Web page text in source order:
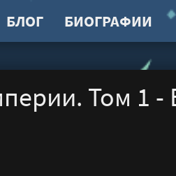
БЛОГ БИОГРАФИИ
Том 1 -